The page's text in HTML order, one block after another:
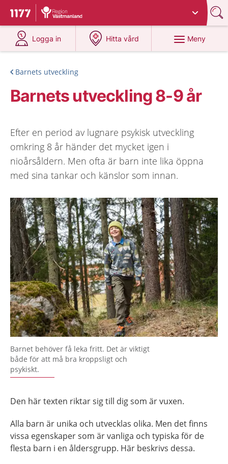
Till startsidan för 1177
Du har valt region
Logga in
på 1177.se
Hitta vård
på 1177.se
Meny
Barnets utveckling
Barnets utveckling 8-9 år
Efter en period av lugnare psykisk utveckling
omkring 8 år händer det mycket igen i
nioårsåldern. Men ofta är barn inte lika öppna
med sina tankar och känslor som innan.
Barnet behöver få leka fritt. Det är viktigt
både för att må bra kroppsligt och
psykiskt.
Den här texten riktar sig till dig som är vuxen.
Alla barn är unika och utvecklas olika. Men det finns
vissa egenskaper som är vanliga och typiska för de
flesta barn i en åldersgrupp. Här beskrivs dessa.